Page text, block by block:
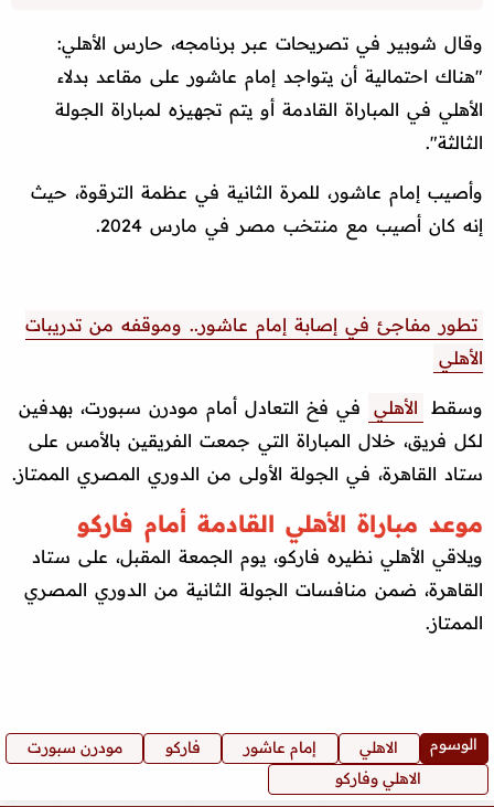
وقال شوبير في تصريحات عبر برنامجه، حارس الأهلي:
"هناك احتمالية أن يتواجد إمام عاشور على مقاعد بدلاء
الأهلي في المباراة القادمة أو يتم تجهيزه لمباراة الجولة
الثالثة".
وأصيب إمام عاشور، للمرة الثانية في عظمة الترقوة، حيث
إنه كان أصيب مع منتخب مصر في مارس 2024.
تطور مفاجئ في إصابة إمام عاشور.. وموقفه من تدريبات
الأهلي
وسقط الأهلي
في فخ التعادل أمام مودرن سبورت، بهدفين
لكل فريق، خلال المباراة التي جمعت الفريقين بالأمس على
ستاد القاهرة، في الجولة الأولى من الدوري المصري الممتاز.
موعد مباراة الأهلي القادمة أمام فاركو
ويلاقي الأهلي نظيره فاركو، يوم الجمعة المقبل، على ستاد
القاهرة، ضمن منافسات الجولة الثانية من الدوري المصري
الممتاز.
الوسوم الاهلي إمام عاشور فاركو
مودرن سبورت
الاهلي وفاركو